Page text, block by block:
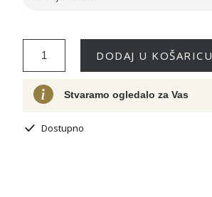
DODAJ U KOŠARICU
Stvaramo ogledalo za Vas
Dostupno